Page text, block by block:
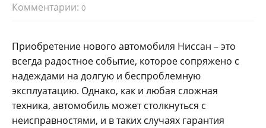
Комментарии: 0
Приобретение нового автомобиля Ниссан – это
всегда радостное событие‚ которое сопряжено с
надеждами на долгую и беспроблемную
эксплуатацию. Однако‚ как и любая сложная
техника‚ автомобиль может столкнуться с
неисправностями‚ и в таких случаях гарантия